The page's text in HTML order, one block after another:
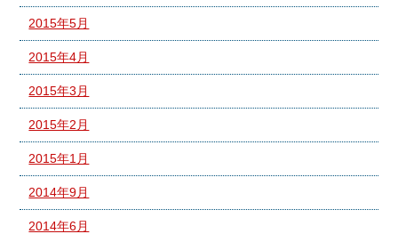
2015年5月
2015年4月
2015年3月
2015年2月
2015年1月
2014年9月
2014年6月